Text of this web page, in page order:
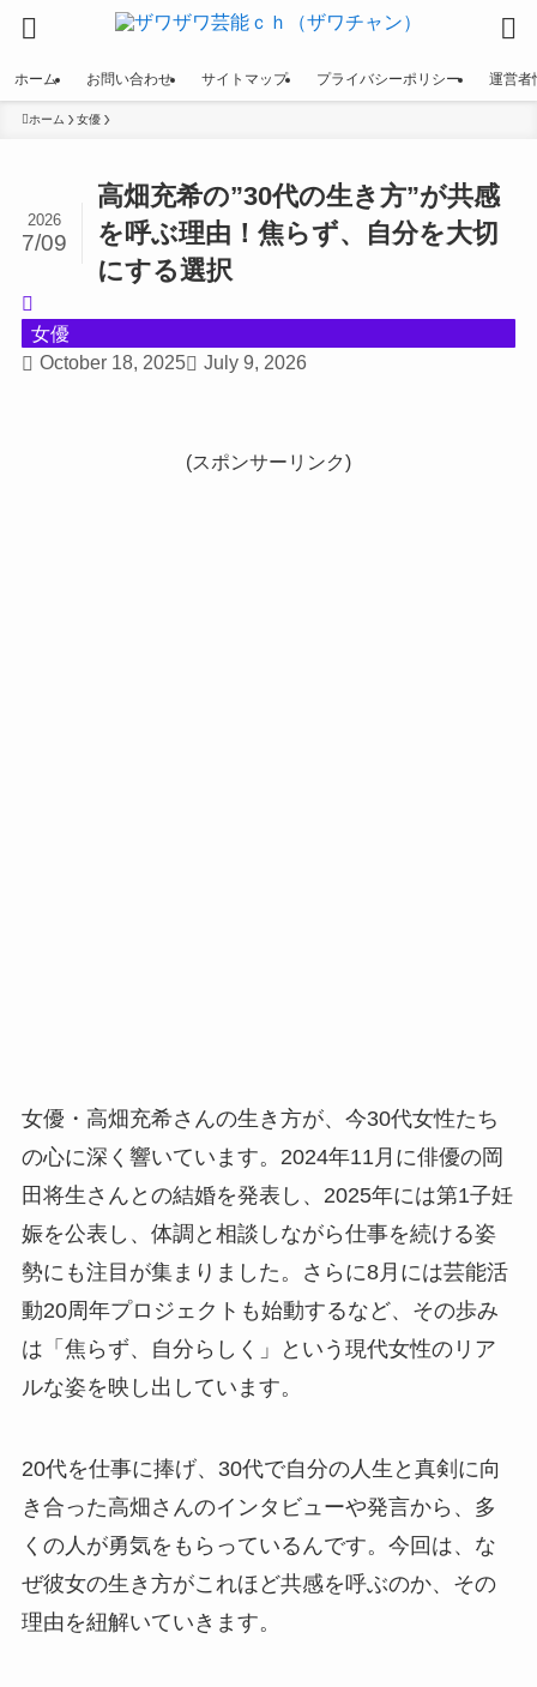
ホーム お問い合わせ サイトマップ プライバシーポリシー 運営者
ホーム 女優
高畑充希の”30代の生き方”が共感
を呼ぶ理由！焦らず、自分を大切
にする選択
2026
7/09
女優
October 18, 2025
July 9, 2026
(スポンサーリンク)
女優・高畑充希さんの生き方が、今30代女性たち
の心に深く響いています。2024年11月に俳優の岡
田将生さんとの結婚を発表し、2025年には第1子妊
娠を公表し、体調と相談しながら仕事を続ける姿
勢にも注目が集まりました。さらに8月には芸能活
動20周年プロジェクトも始動するなど、その歩み
は「焦らず、自分らしく」という現代女性のリア
ルな姿を映し出しています。
20代を仕事に捧げ、30代で自分の人生と真剣に向
き合った高畑さんのインタビューや発言から、多
くの人が勇気をもらっているんです。今回は、な
ぜ彼女の生き方がこれほど共感を呼ぶのか、その
理由を紐解いていきます。